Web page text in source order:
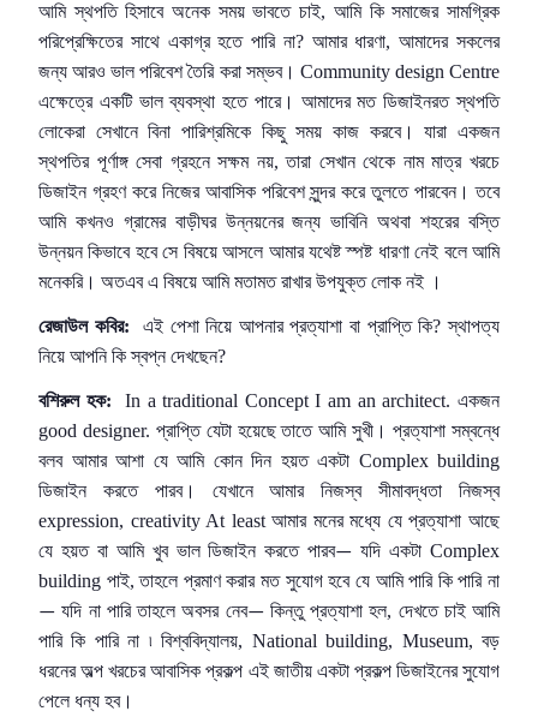
আমি স্থপতি হিসাবে অনেক সময় ভাবতে চাই, আমি কি সমাজের সামগ্রিক
পরিপ্রেক্ষিতের সাথে একাগ্র হতে পারি না? আমার ধারণা, আমাদের সকলের
জন্য আরও ভাল পরিবেশ তৈরি করা সম্ভব। Community design Centre
এক্ষেত্রে একটি ভাল ব্যবস্থা হতে পারে। আমাদের মত ডিজাইনরত স্থপতি
লোকেরা সেখানে বিনা পারিশ্রমিকে কিছু সময় কাজ করবে। যারা একজন
স্থপতির পূর্ণাঙ্গ সেবা গ্রহনে সক্ষম নয়, তারা সেখান থেকে নাম মাত্র খরচে
ডিজাইন গ্রহণ করে নিজের আবাসিক পরিবেশ সুন্দর করে তুলতে পারবেন। তবে
আমি কখনও গ্রামের বাড়ীঘর উন্নয়নের জন্য ভাবিনি অথবা শহরের বস্তি
উন্নয়ন কিভাবে হবে সে বিষয়ে আসলে আমার যথেষ্ট স্পষ্ট ধারণা নেই বলে আমি
মনেকরি। অতএব এ বিষয়ে আমি মতামত রাখার উপযুক্ত লোক নই ।
রেজাউল কবির:
এই পেশা নিয়ে আপনার প্রত্যাশা বা প্রাপ্তি কি? স্থাপত্য
নিয়ে আপনি কি স্বপ্ন দেখছেন?
বশিরুল হক:
In a traditional Concept I am an architect. একজন
good designer. প্রাপ্তি যেটা হয়েছে তাতে আমি সুখী। প্রত্যাশা সম্বন্ধে
বলব আমার আশা যে আমি কোন দিন হয়ত একটা Complex building
ডিজাইন করতে পারব। যেখানে আমার নিজস্ব সীমাবদ্ধতা নিজস্ব
expression, creativity At least আমার মনের মধ্যে যে প্রত্যাশা আছে
যে হয়ত বা আমি খুব ভাল ডিজাইন করতে পারব— যদি একটা Complex
building পাই, তাহলে প্রমাণ করার মত সুযোগ হবে যে আমি পারি কি পারি না
— যদি না পারি তাহলে অবসর নেব—কিন্তু প্রত্যাশা হল, দেখতে চাই আমি
পারি কি পারি না ৷ বিশ্ববিদ্যালয়, National building, Museum, বড়
ধরনের অল্প খরচের আবাসিক প্রকল্প এই জাতীয় একটা প্রকল্প ডিজাইনের সুযোগ
পেলে ধন্য হব।